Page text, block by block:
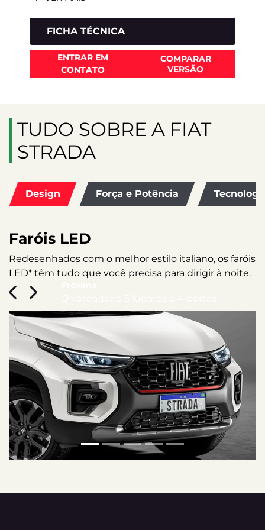
FICHA TÉCNICA
ENTRAR EM
CONTATO
COMPARAR
VERSÃO
TUDO SOBRE A FIAT
STRADA
Design Força e Potência
Faróis LED
Redesenhados com o melhor estilo italiano, os faróis
LED* têm tudo que você precisa para dirigir à noite.
Previous
Next